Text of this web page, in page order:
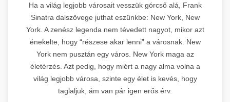
Ha a világ legjobb városait vesszük górcső alá, Frank
Sinatra dalszövege juthat eszünkbe: New York, New
York. A zenész legenda nem tévedett nagyot, mikor azt
énekelte, hogy “részese akar lenni” a városnak. New
York nem pusztán egy város. New York maga az
életérzés. Azt pedig, hogy miért a nagy alma volna a
világ legjobb városa, szinte egy élet is kevés, hogy
taglaljuk, ám van pár igen erős érv.